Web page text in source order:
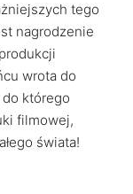
tego
nagrodzenie
wrota do
którego
filmowej,
świata!